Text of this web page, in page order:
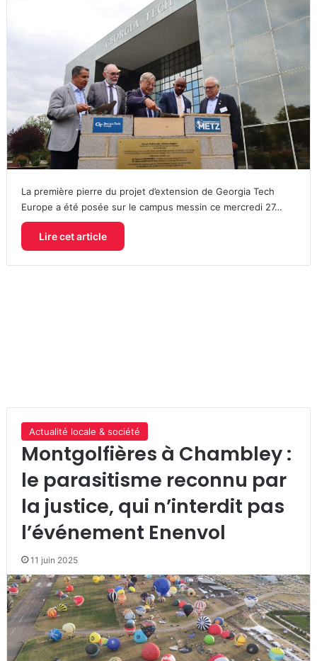
La première pierre du projet d’extension de Georgia Tech
Europe a été posée sur le campus messin ce mercredi 27…
Lire cet article
Actualité locale & société
Montgolfières à Chambley :
le parasitisme reconnu par
la justice, qui n’interdit pas
l’événement Enenvol
11 juin 2025